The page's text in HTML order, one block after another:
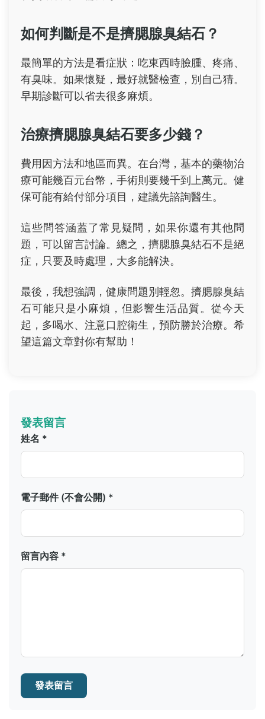
如何判斷是不是擠腮腺臭結石？
最簡單的方法是看症狀：吃東西時臉腫、疼痛、
有臭味。如果懷疑，最好就醫檢查，別自己猜。
早期診斷可以省去很多麻煩。
治療擠腮腺臭結石要多少錢？
費用因方法和地區而異。在台灣，基本的藥物治
療可能幾百元台幣，手術則要幾千到上萬元。健
保可能有給付部分項目，建議先諮詢醫生。
這些問答涵蓋了常見疑問，如果你還有其他問
題，可以留言討論。總之，擠腮腺臭結石不是絕
症，只要及時處理，大多能解決。
最後，我想強調，健康問題別輕忽。擠腮腺臭結
石可能只是小麻煩，但影響生活品質。從今天
起，多喝水、注意口腔衛生，預防勝於治療。希
望這篇文章對你有幫助！
發表留言
姓名 *
電子郵件 (不會公開) *
留言內容 *
發表留言